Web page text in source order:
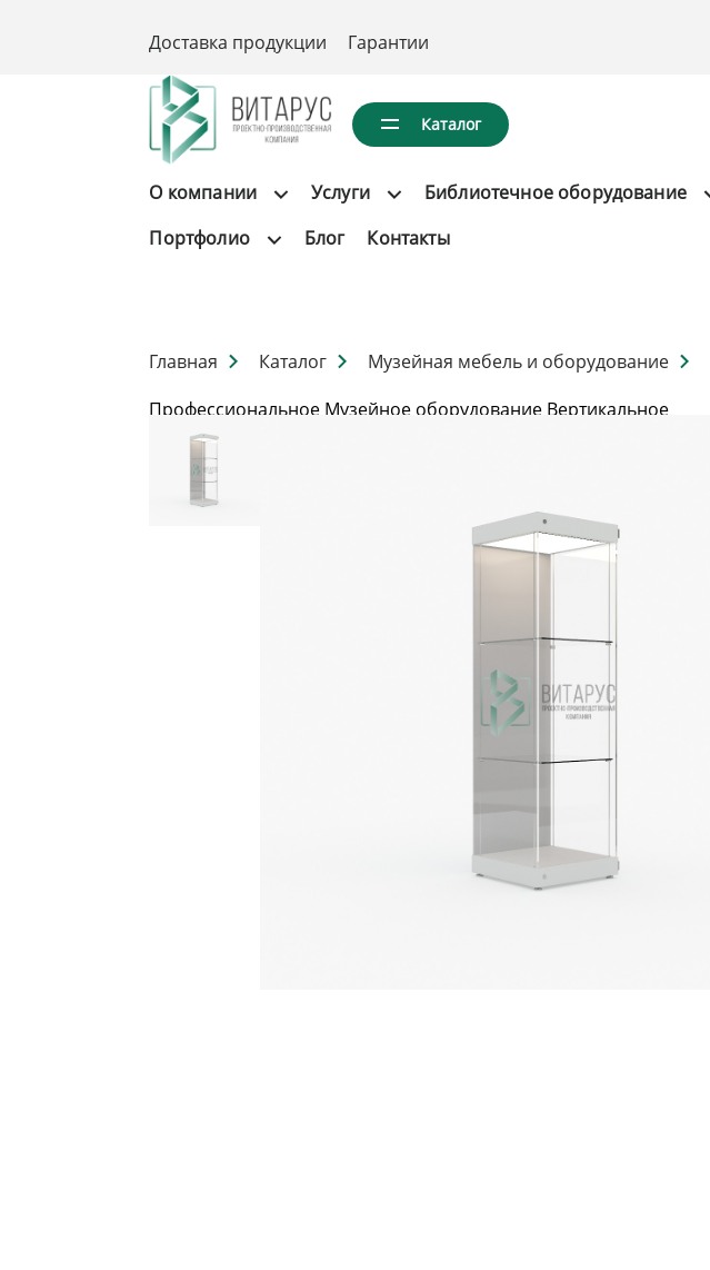
Доставка продукции Гарантии
Каталог
О компании Услуги Библиотечное оборудование
Портфолио
Блог Контакты
Главная Каталог Музейная мебель и оборудование
Профессиональное Музейное оборудование Вертикальное